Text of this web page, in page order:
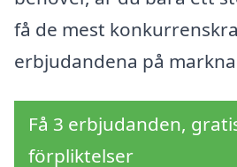
få de mest
erbjudandena på
Få 3 erbjudanden,
förpliktelser